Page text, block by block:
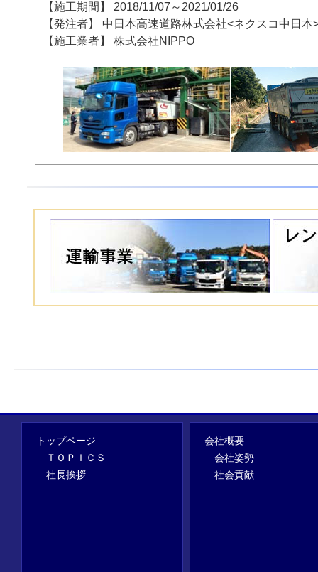
【施工期間】 2018/11/07～2021/01/26
【発注者】 中日本高速道路林式会社<ネクスコ中日本
【施工業者】 株式会社NIPPO
トップページ
ＴＯＰＩＣＳ
社長挨拶
会社概要
会社姿勢
社会貢献